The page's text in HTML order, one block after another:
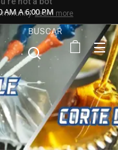
AM A 6:00 PM
BUSCAR